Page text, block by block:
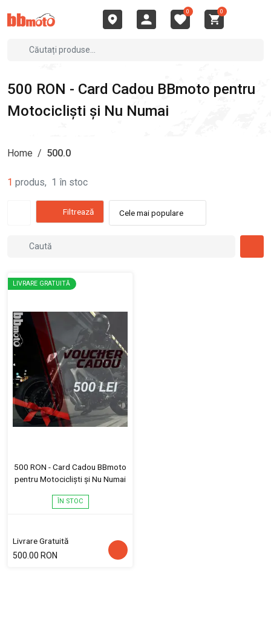
0 0
500 RON - Card Cadou BBmoto pentru
Motocicliști și Nu Numai
Home / 500.0
1 produs, 1 în stoc
Filtrează Cele mai populare
LIVRARE GRATUITĂ
500 RON - Card Cadou BBmoto
pentru Motocicliști și Nu Numai
ÎN STOC
Livrare Gratuită
500.00 RON